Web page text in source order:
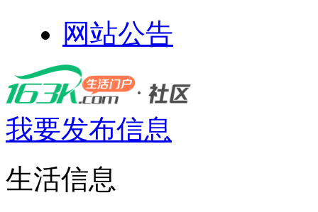
网站公告
我要发布信息
生活信息